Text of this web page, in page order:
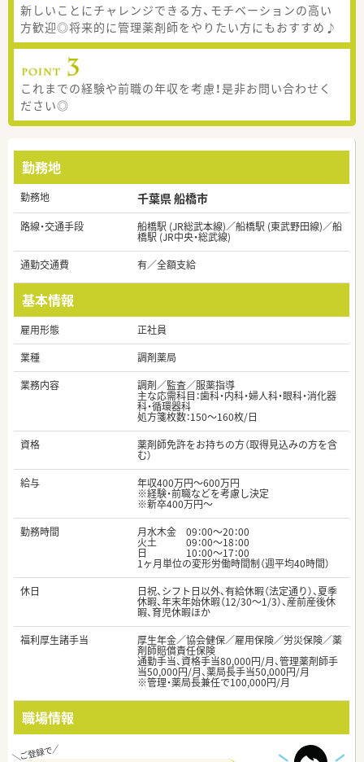
新しいことにチャレンジできる方、モチベーションの高い
方歓迎◎将来的に管理薬剤師をやりたい方にもおすすめ♪
これまでの経験や前職の年収を考慮！是非お問い合わせく
ださい◎
勤務地
勤務地 千葉県 船橋市
路線・交通手段 船橋駅 (JR総武本線)／船橋駅 (東武野田線)／船
橋駅 (JR中央・総武線)
通勤交通費
有／全額支給
基本情報
雇用形態
正社員
業種
調剤薬局
業務内容
調剤／監査／服薬指導
主な応需科目：歯科・内科・婦人科・眼科・消化器
科・循環器科
処方箋枚数：150～160枚/日
資格
薬剤師免許をお持ちの方（取得見込みの方を含
む）
給与
年収400万円～600万円
※経験・前職などを考慮し決定
※新卒400万円～
勤務時間
月水木金 09：00～20：00
火土 09：00～18：00
日 10：00～17：00
1ヶ月単位の変形労働時間制（週平均40時間）
休日
日祝、シフト日以外、有給休暇（法定通り）、夏季
休暇、年末年始休暇（12/30～1/3）、産前産後休
暇、育児休暇ほか
福利厚生諸手当
厚生年金／協会健保／雇用保険／労災保険／薬
剤師賠償責任保険
通勤手当、資格手当80,000円/月、管理薬剤師手
当50,000円/月、薬局長手当50,000円/月
※管理・薬局長兼任で100,000円/月
職場情報